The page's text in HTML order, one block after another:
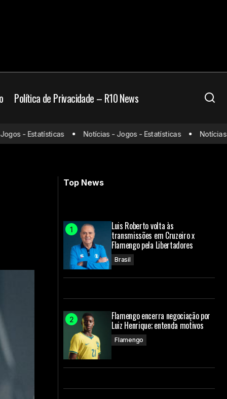
Política de Privacidade – R10 News
Fluminense negocia retorno de
defensor
- Estatísticas Notícias - Jogos - Estatísticas Notícias -
Top News
Luis Roberto volta às
transmissões em Cruzeiro x
Flamengo pela Libertadores
Brasil
Flamengo encerra negociação por
Luiz Henrique; entenda motivos
Flamengo